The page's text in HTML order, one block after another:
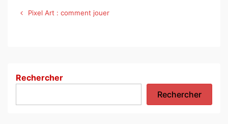
Navigation
Pixel Art : comment jouer
Rechercher
Rechercher